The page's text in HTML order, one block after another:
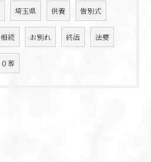
埼玉県 供養 告別式
相続 お別れ 終活 法要
０葬